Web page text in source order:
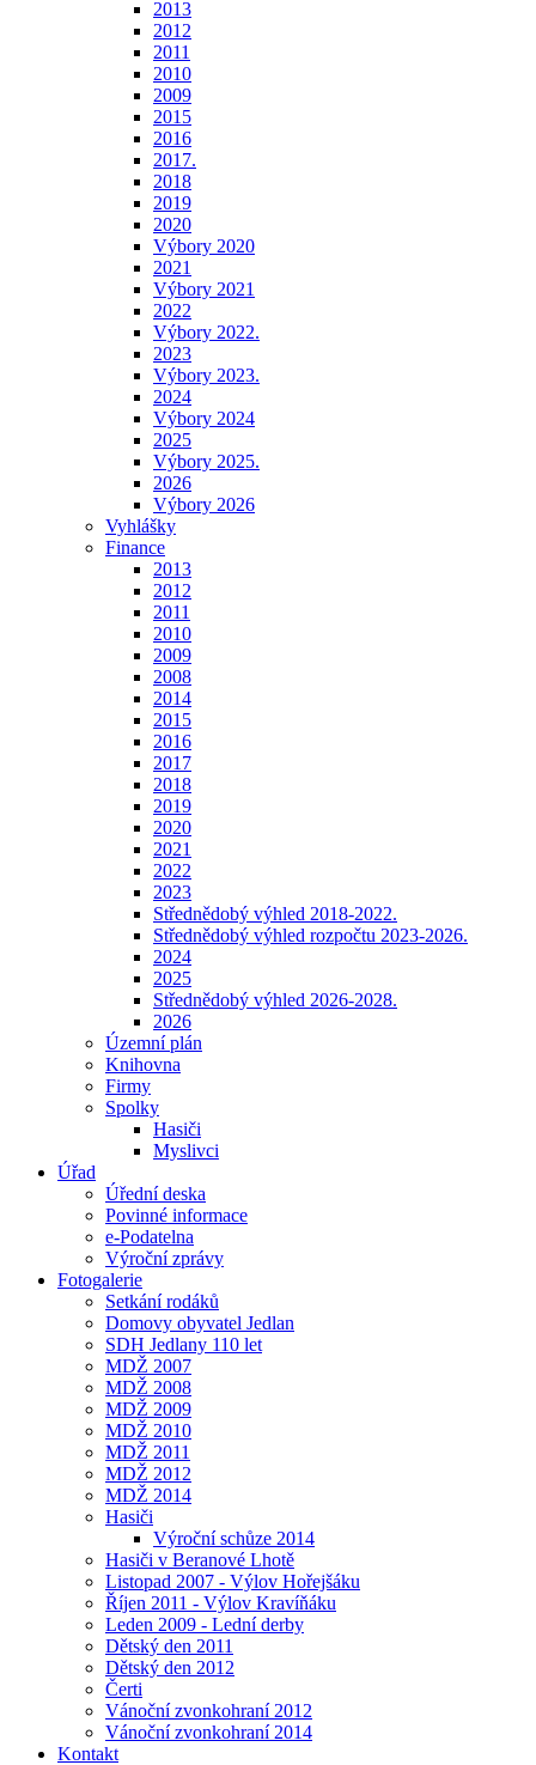
2013
2012
2011
2010
2009
2015
2016
2017.
2018
2019
2020
Výbory 2020
2021
Výbory 2021
2022
Výbory 2022.
2023
Výbory 2023.
2024
Výbory 2024
2025
Výbory 2025.
2026
Výbory 2026
Vyhlášky
Finance
2013
2012
2011
2010
2009
2008
2014
2015
2016
2017
2018
2019
2020
2021
2022
2023
Střednědobý výhled 2018-2022.
Střednědobý výhled rozpočtu 2023-2026.
2024
2025
Střednědobý výhled 2026-2028.
2026
Územní plán
Knihovna
Firmy
Spolky
Hasiči
Myslivci
Úřad
Úřední deska
Povinné informace
e-Podatelna
Výroční zprávy
Fotogalerie
Setkání rodáků
Domovy obyvatel Jedlan
SDH Jedlany 110 let
MDŽ 2007
MDŽ 2008
MDŽ 2009
MDŽ 2010
MDŽ 2011
MDŽ 2012
MDŽ 2014
Hasiči
Výroční schůze 2014
Hasiči v Beranové Lhotě
Listopad 2007 - Výlov Hořejšáku
Říjen 2011 - Výlov Kravíňáku
Leden 2009 - Lední derby
Dětský den 2011
Dětský den 2012
Čerti
Vánoční zvonkohraní 2012
Vánoční zvonkohraní 2014
Kontakt